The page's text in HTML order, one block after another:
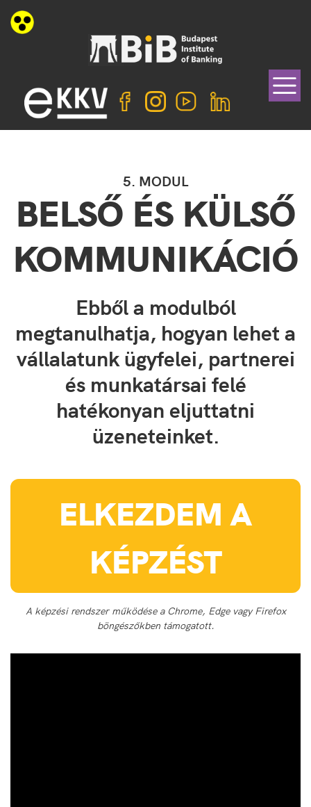
5. MODUL
BELSŐ ÉS KÜLSŐ
KOMMUNIKÁCIÓ
Ebből a modulból
megtanulhatja, hogyan lehet a
vállalatunk ügyfelei, partnerei
és munkatársai felé
hatékonyan eljuttatni
üzeneteinket.
ELKEZDEM A
KÉPZÉST
A képzési rendszer működése a Chrome, Edge vagy Firefox
böngészőkben támogatott.